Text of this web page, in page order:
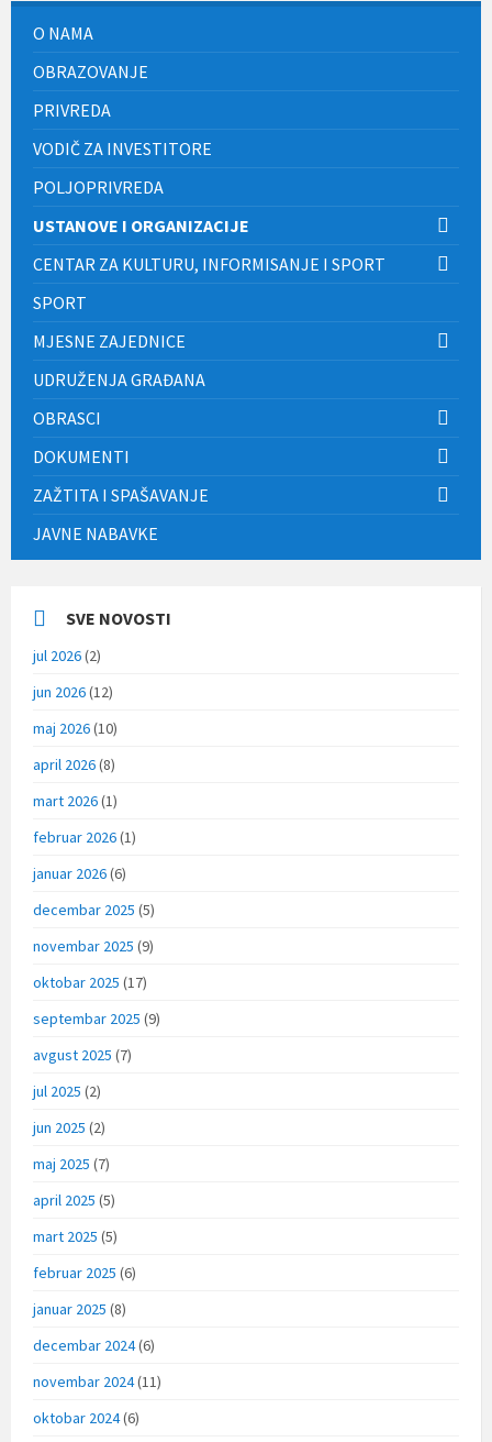
O NAMA
OBRAZOVANJE
PRIVREDA
VODIČ ZA INVESTITORE
POLJOPRIVREDA
USTANOVE I ORGANIZACIJE
CENTAR ZA KULTURU, INFORMISANJE I SPORT
SPORT
MJESNE ZAJEDNICE
UDRUŽENJA GRAĐANA
OBRASCI
DOKUMENTI
ZAŽTITA I SPAŠAVANJE
JAVNE NABAVKE
SVE NOVOSTI
jul 2026(2)
jun 2026(12)
maj 2026(10)
april 2026(8)
mart 2026(1)
februar 2026(1)
januar 2026(6)
decembar 2025 (5)
novembar 2025 (9)
oktobar 2025 (17)
septembar 2025 (9)
avgust 2025 (7)
jul 2025 (2)
jun 2025 (2)
maj 2025 (7)
april 2025 (5)
mart 2025 (5)
februar 2025 (6)
januar 2025 (8)
decembar 2024(6)
novembar 2024(11)
oktobar 2024(6)